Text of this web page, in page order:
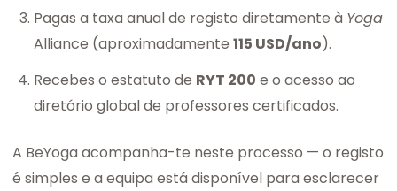
Pagas a taxa anual de registo diretamente à Yoga
Alliance (aproximadamente 115 USD/ano).
Recebes o estatuto de RYT 200 e o acesso ao
diretório global de professores certificados.
A BeYoga acompanha-te neste processo — o registo
é simples e a equipa está disponível para esclarecer